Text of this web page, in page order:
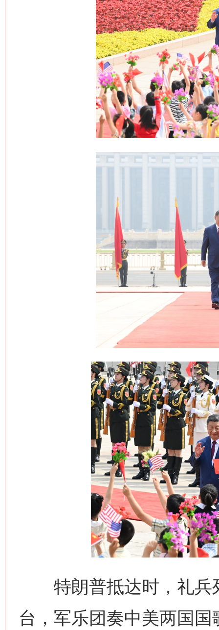
特朗普抵达时，礼兵
台，军乐团奏中美两国
网上购药对药下症？